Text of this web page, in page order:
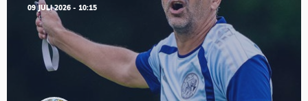
09 JULI 2026 - 10:15